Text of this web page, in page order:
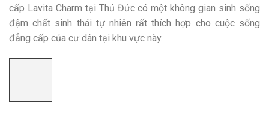
cấp Lavita Charm tại Thủ Đức có một không gian sinh sống
đậm chất sinh thái tự nhiên rất thích hợp cho cuộc sống
đẳng cấp của cư dân tại khu vực này.